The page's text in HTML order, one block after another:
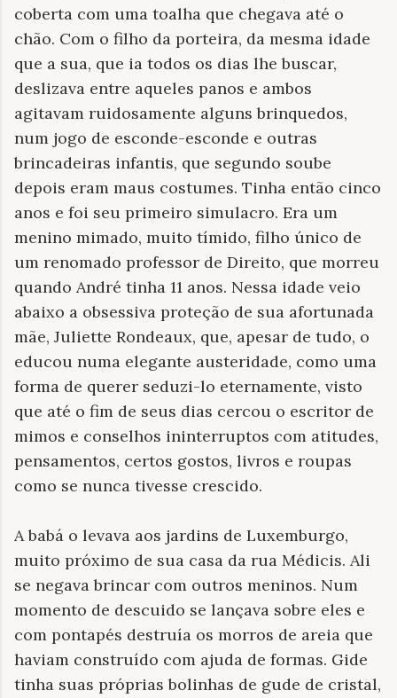
coberta com uma toalha que chegava até o
chão. Com o filho da porteira, da mesma idade
que a sua, que ia todos os dias lhe buscar,
deslizava entre aqueles panos e ambos
agitavam ruidosamente alguns brinquedos,
num jogo de esconde-esconde e outras
brincadeiras infantis, que segundo soube
depois eram maus costumes. Tinha então cinco
anos e foi seu primeiro simulacro. Era um
menino mimado, muito tímido, filho único de
um renomado professor de Direito, que morreu
quando André tinha 11 anos. Nessa idade veio
abaixo a obsessiva proteção de sua afortunada
mãe, Juliette Rondeaux, que, apesar de tudo, o
educou numa elegante austeridade, como uma
forma de querer seduzi-lo eternamente, visto
que até o fim de seus dias cercou o escritor de
mimos e conselhos ininterruptos com atitudes,
pensamentos, certos gostos, livros e roupas
como se nunca tivesse crescido.
A babá o levava aos jardins de Luxemburgo,
muito próximo de sua casa da rua Médicis. Ali
se negava brincar com outros meninos. Num
momento de descuido se lançava sobre eles e
com pontapés destruía os morros de areia que
haviam construído com ajuda de formas. Gide
tinha suas próprias bolinhas de gude de cristal,